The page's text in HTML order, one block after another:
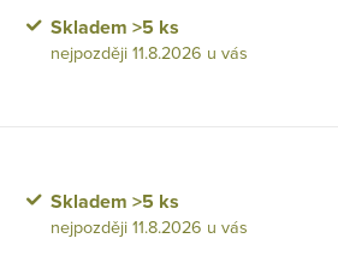
Skladem>5 ks
11.8.2026
Skladem>5 ks
11.8.2026